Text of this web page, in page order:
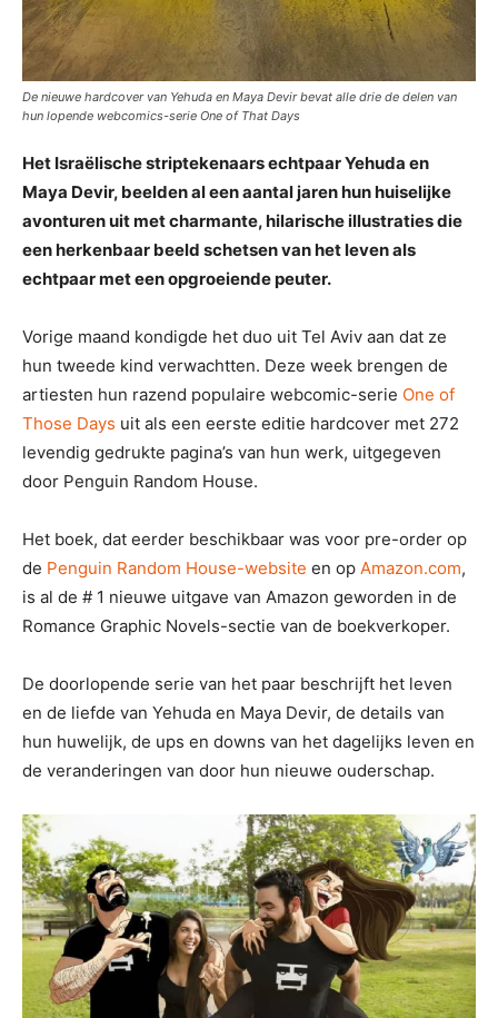
De nieuwe hardcover van Yehuda en Maya Devir bevat alle drie de delen van
hun lopende webcomics-serie One of That Days
Het Israëlische striptekenaars echtpaar Yehuda en
Maya Devir, beelden al een aantal jaren hun huiselijke
avonturen uit met charmante, hilarische illustraties die
een herkenbaar beeld schetsen van het leven als
echtpaar met een opgroeiende peuter.
Vorige maand kondigde het duo uit Tel Aviv aan dat ze
hun tweede kind verwachtten. Deze week brengen de
artiesten hun razend populaire webcomic-serie One of
Those Days uit als een eerste editie hardcover met 272
levendig gedrukte pagina’s van hun werk, uitgegeven
door Penguin Random House.
Het boek, dat eerder beschikbaar was voor pre-order op
de Penguin Random House-website en op Amazon.com,
is al de # 1 nieuwe uitgave van Amazon geworden in de
Romance Graphic Novels-sectie van de boekverkoper.
De doorlopende serie van het paar beschrijft het leven
en de liefde van Yehuda en Maya Devir, de details van
hun huwelijk, de ups en downs van het dagelijks leven en
de veranderingen van door hun nieuwe ouderschap.